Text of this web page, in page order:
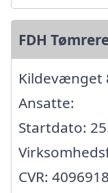
FDH
Kildevænget
Ansatte:
Startdato:
CVR: